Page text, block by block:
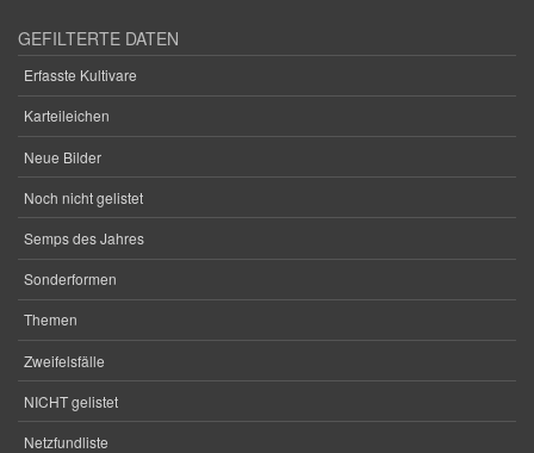
GEFILTERTE DATEN
Erfasste Kultivare
Karteileichen
Neue Bilder
Noch nicht gelistet
Semps des Jahres
Sonderformen
Themen
Zweifelsfälle
NICHT gelistet
Netzfundliste